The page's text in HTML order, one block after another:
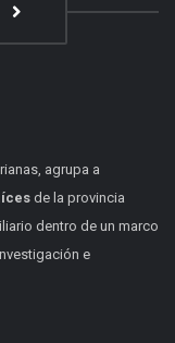
agrupa a
de la provincia
dentro de un marco
e